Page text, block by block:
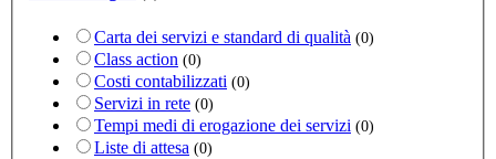
Carta dei servizi e standard di qualità (0)
Class action (0)
Costi contabilizzati (0)
Servizi in rete (0)
Tempi medi di erogazione dei servizi (0)
Liste di attesa (0)